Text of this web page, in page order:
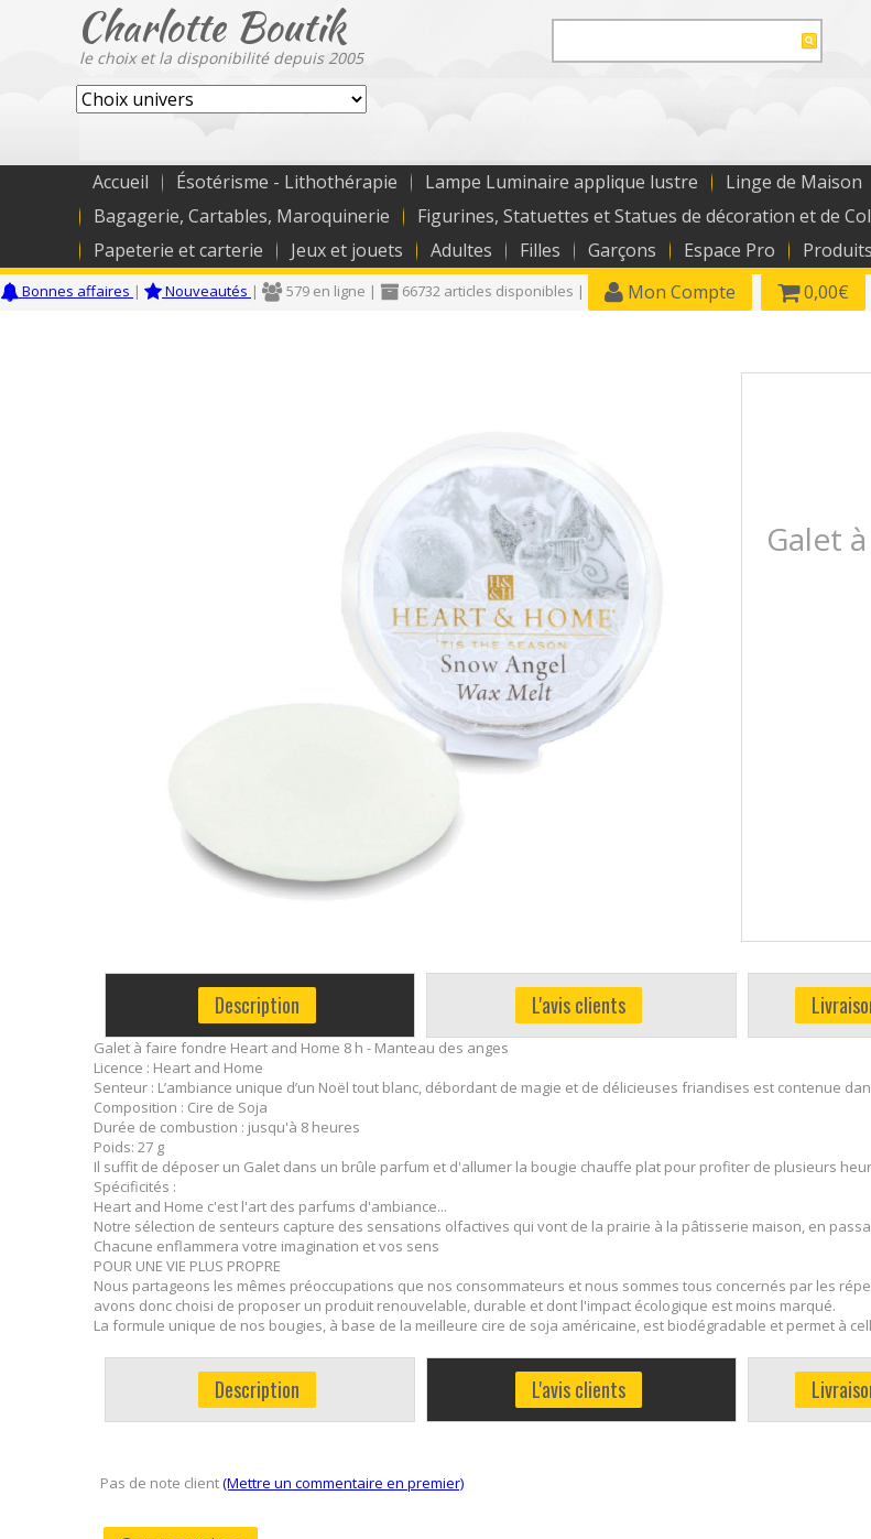
Charlotte Boutik
le choix et la disponibilité depuis 2005
Accueil Ésotérisme - Lithothérapie Lampe Luminaire applique lustre Linge de Maison
Bagagerie, Cartables, Maroquinerie
Figurines, Statuettes et Statues de décoration et de
Papeterie et carterie
Jeux et jouets Adultes Filles Garçons Espace Pro
Bonnes affaires | Nouveautés | 579 en ligne | 66732 articles disponibles | Mon Compte 0,00€
Galet
Description L'avis clients
Galet à faire fondre Heart and Home 8 h - Manteau des anges
Licence : Heart and Home
Senteur : L’ambiance unique d’un Noël tout blanc, débordant de magie et de délicieuses friandises est contenue
Composition : Cire de Soja
Durée de combustion : jusqu'à 8 heures
Poids: 27 g
Il suffit de déposer un Galet dans un brûle parfum et d'allumer la bougie chauffe plat pour profiter de plusieurs
Spécificités :
Heart and Home c'est l'art des parfums d'ambiance...
Notre sélection de senteurs capture des sensations olfactives qui vont de la prairie à la pâtisserie maison, en
Chacune enflammera votre imagination et vos sens
POUR UNE VIE PLUS PROPRE
Nous partageons les mêmes préoccupations que nos consommateurs et nous sommes tous concernés par les
avons donc choisi de proposer un produit renouvelable, durable et dont l'impact écologique est moins marqué.
La formule unique de nos bougies, à base de la meilleure cire de soja américaine, est biodégradable et permet à
Description L'avis clients
Pas de note client(Mettre un commentaire en premier)